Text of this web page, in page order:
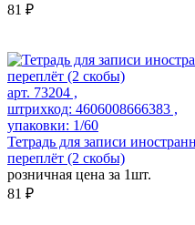
81 ₽
арт. 73204 ,
штрихкод: 4606008666383 ,
упаковки: 1/60
Тетрадь для записи
переплёт (2 скобы)
розничная цена за 1шт.
81 ₽